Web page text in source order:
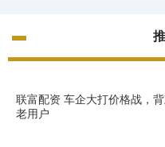
联富配资 车企大打价格战，
老用户